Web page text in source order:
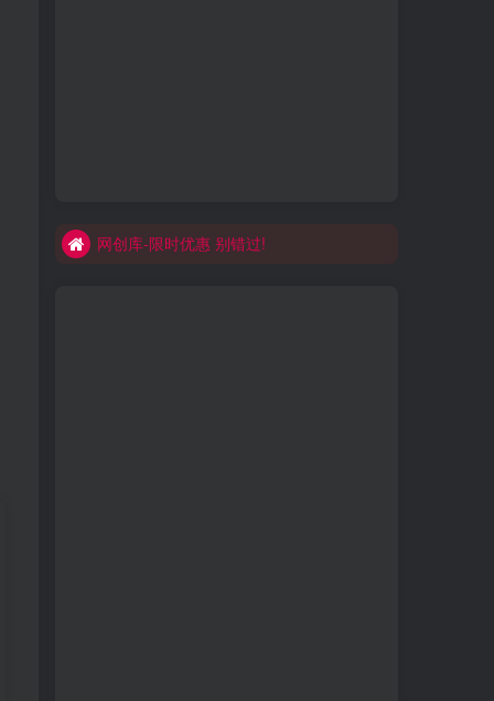
网创库-限时优惠 别错过!